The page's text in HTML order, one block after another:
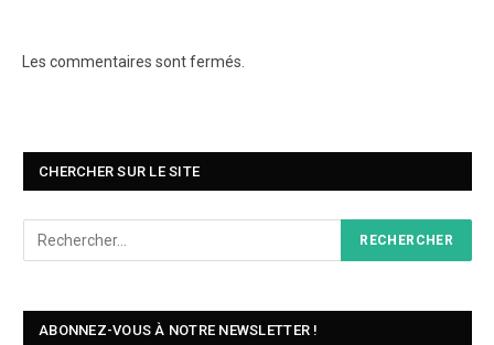
Les commentaires sont fermés.
CHERCHER SUR LE SITE
ABONNEZ-VOUS À NOTRE NEWSLETTER !